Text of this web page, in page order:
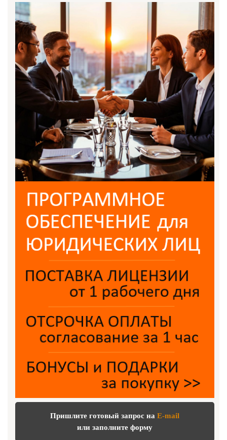
Пришлите готовый запрос на E-mail
или заполните форму